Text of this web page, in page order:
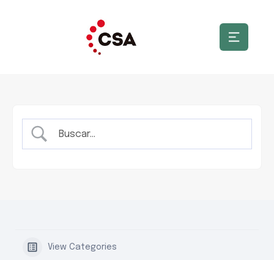
View Categories